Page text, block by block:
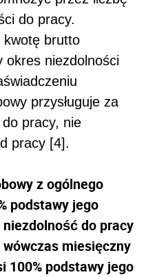
do pracy.
kwotę brutto
okres niezdolności
przysługuje za
pracy, nie
pracy [4].
z ogólnego
podstawy jego
do pracy
miesięczny
100% podstawy jego